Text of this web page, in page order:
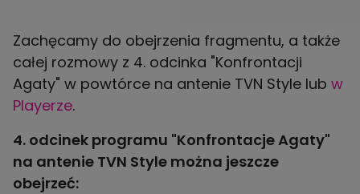
Zachęcamy do obejrzenia fragmentu, a także
całej rozmowy z 4. odcinka "Konfrontacji
Agaty" w powtórce na antenie TVN Style lub w
Playerze.
4. odcinek programu "Konfrontacje Agaty"
na antenie TVN Style można jeszcze
obejrzeć: